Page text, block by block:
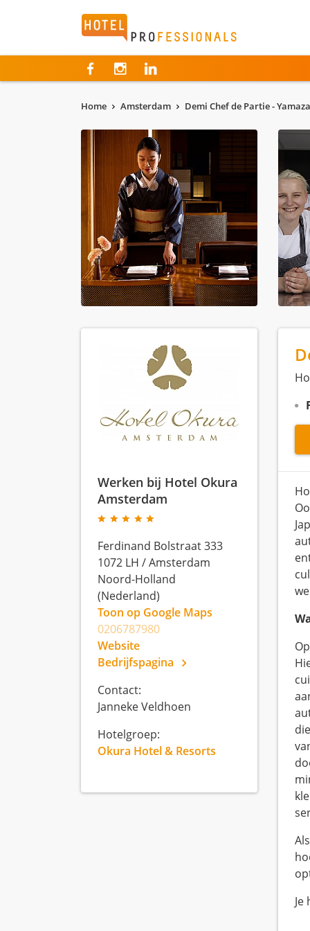
Hotelprofessionals
Home Amsterdam Demi Chef de Partie -
Werken bij Hotel Okura
Amsterdam
Ferdinand Bolstraat 333
1072 LH /Amsterdam
Noord-Holland
(Nederland)
Toon op Google Maps
0206787980
Website
Bedrijfspagina
Contact:
Janneke Veldhoen
Hotelgroep:
Okura Hotel & Resorts